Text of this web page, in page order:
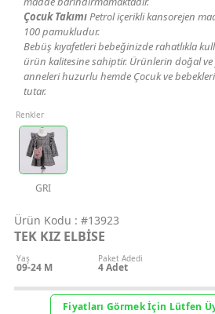
Ürün Kodu : #13923
TEK KIZ ELBİSE
Yaş
09-24 M
Paket Adedi
4Adet
Renkler
GRI
Fiyatları Görmek İçin Lütfen
Çocuk TakımıPetrol içerikli kansorejen
100 pamukludur.
Bebüş kıyafetleri bebeğinizde rahatlıkla
ürün kalitesine sahiptir. Ürünlerin doğal
anneleri huzurlu hemde Çocuk ve
tutar.